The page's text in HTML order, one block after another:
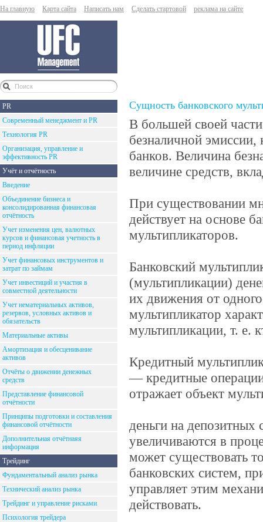
На главную Карта сайта Написать нам Сделать стартовой реклама на сайте
PR
Современный менеджмент и PR
Технология PR
Организация, управление и
эффективность PR
Учёт и отчётность
Введение
Объединение бизнеса и
консолидированная финансовая
отчётность
Учет изменения цен, валютных
курсов и финансовая учетность в
период инфляции
Учет финансовых инструментов и
затрат по займам
Учет инвестиций и участия в
совместной деятельности
Учет нематериальных активов,
резервов, условных активов и
обязательств
Материальные активы
Амортизация и обесценивание
активов
Отчёты о движении денежных
средств
Представление финансовой
отчётности
Принципы подготовки и составления
финансовой отчётности
Дополнительная отчётнаяя
информация
Трейдинг
Фундаментальный анализ рынка
Технический анализ рынка
Трейдинг и управление рисками
Психология трейдера
Сущность банковского
В большей своей
безналичной эмиссии,
банков. Величина
величине средств,
При существовании
действует на основе
мультипликаторов.
Банковский
(мультипликации)
их движения от
мультипликатор
мультипликации, т. е.
Кредитный
— кредитные
отражает объект
деньги на
увеличиваются в
может существовать
банковских систем,
управляет этим
действовать.